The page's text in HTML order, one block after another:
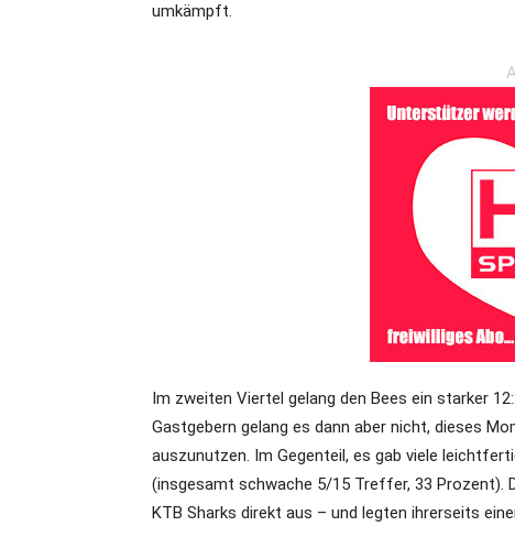
umkämpft.
Im zweiten Viertel gelang den Bees ein starker
Gastgebern gelang es dann aber nicht, dieses
auszunutzen. Im Gegenteil, es gab viele
(insgesamt schwache 5/15 Treffer, 33 Prozent).
KTB Sharks direkt aus – und legten ihrerseits